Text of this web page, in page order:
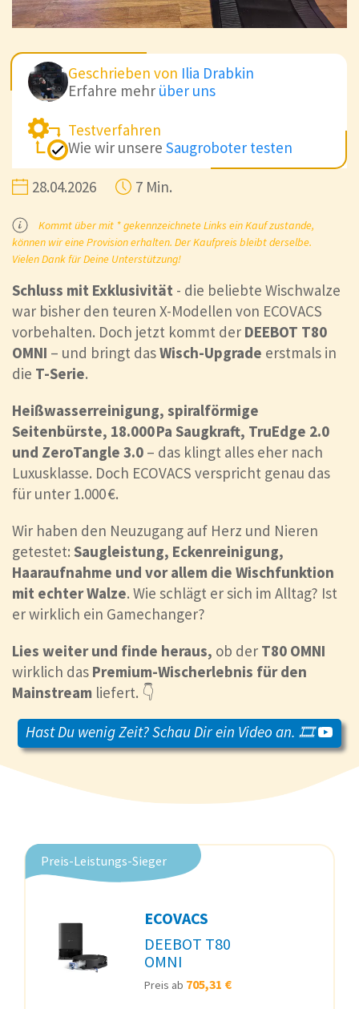
Geschrieben von Ilia Drabkin
Erfahre mehr über uns
Testverfahren
Wie wir unsere Saugroboter testen
28.04.2026 7 Min.
Kommt über mit * gekennzeichnete Links ein Kauf zustande,
können wir eine Provision erhalten. Der Kaufpreis bleibt derselbe.
Vielen Dank für Deine Unterstützung!
Schluss mit Exklusivität - die beliebte Wischwalze
war bisher den teuren X-Modellen von ECOVACS
vorbehalten. Doch jetzt kommt der DEEBOT T80
OMNI – und bringt dasWisch-Upgrade erstmals in
die T-Serie.
Heißwasserreinigung, spiralförmige
Seitenbürste, 18.000 Pa Saugkraft, TruEdge 2.0
und ZeroTangle 3.0 – das klingt alles eher nach
Luxusklasse. Doch ECOVACS verspricht genau das
für unter 1.000 €.
Wir haben den Neuzugang auf Herz und Nieren
getestet: Saugleistung, Eckenreinigung,
Haaraufnahme und vor allem die Wischfunktion
mit echter Walze. Wie schlägt er sich im Alltag? Ist
er wirklich ein Gamechanger?
Lies weiter und finde heraus, ob der T80 OMNI
wirklich das Premium-Wischerlebnis für den
Mainstream liefert. 👇
Hast Du wenig Zeit? Schau Dir ein Video an. 🎞️
Preis-Leistungs-Sieger
ECOVACS
DEEBOT T80
OMNI
Preis ab 705,31 €